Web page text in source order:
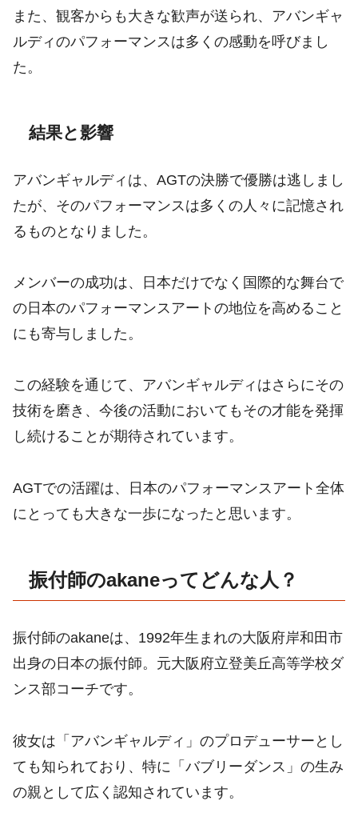
また、観客からも大きな歓声が送られ、アバンギャ
ルディのパフォーマンスは多くの感動を呼びまし
た。
結果と影響
アバンギャルディは、AGTの決勝で優勝は逃しまし
たが、そのパフォーマンスは多くの人々に記憶され
るものとなりました。
メンバーの成功は、日本だけでなく国際的な舞台で
の日本のパフォーマンスアートの地位を高めること
にも寄与しました。
この経験を通じて、アバンギャルディはさらにその
技術を磨き、今後の活動においてもその才能を発揮
し続けることが期待されています。
AGTでの活躍は、日本のパフォーマンスアート全体
にとっても大きな一歩になったと思います。
振付師のakaneってどんな人？
振付師のakaneは、1992年生まれの大阪府岸和田市
出身の日本の振付師。元大阪府立登美丘高等学校ダ
ンス部コーチです。
彼女は「アバンギャルディ」のプロデューサーとし
ても知られており、特に「バブリーダンス」の生み
の親として広く認知されています。